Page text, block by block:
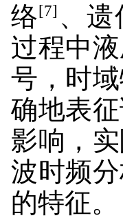
络[7] 、遗
过程中
号，时
确地表
影响，
波时频
的特征。